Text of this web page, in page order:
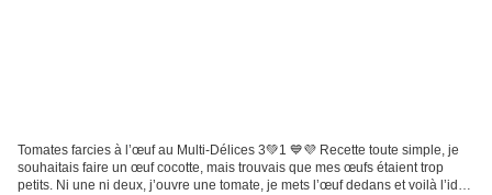
Tomates farcies à l’œuf au Multi-Délices 3💚1 💙💜 Recette toute simple, je
souhaitais faire un œuf cocotte, mais trouvais que mes œufs étaient trop
petits. Ni une ni deux, j’ouvre une tomate, je mets l’œuf dedans et voilà l’idée